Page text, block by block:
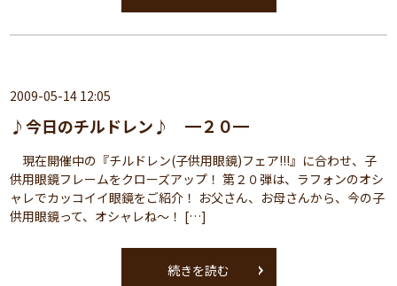
2009-05-14 12:05
♪今日のチルドレン♪ ━２０━
現在開催中の『チルドレン(子供用眼鏡)フェア!!!』に合わせ、子
供用眼鏡フレームをクローズアップ！ 第２０弾は、ラフォンのオシ
ャレでカッコイイ眼鏡をご紹介！ お父さん、お母さんから、今の子
供用眼鏡って、オシャレね～！ […]
続きを読む